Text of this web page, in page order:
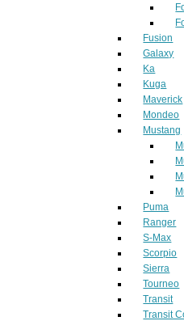
Fusion
Galaxy
Ka
Kuga
Maverick
Mondeo
Mustang
Puma
Ranger
S-Max
Scorpio
Sierra
Tourneo
Transit
Transit